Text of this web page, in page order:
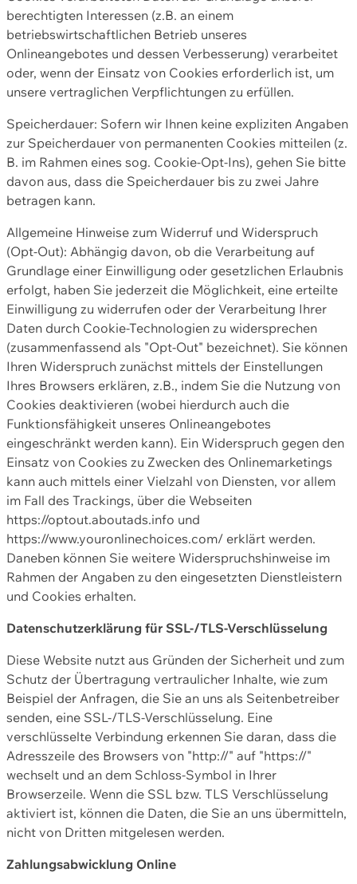
berechtigten Interessen (z.B. an einem
betriebswirtschaftlichen Betrieb unseres
Onlineangebotes und dessen Verbesserung) verarbeitet
oder, wenn der Einsatz von Cookies erforderlich ist, um
unsere vertraglichen Verpflichtungen zu erfüllen.
Speicherdauer: Sofern wir Ihnen keine expliziten Angaben
zur Speicherdauer von permanenten Cookies mitteilen (z.
B. im Rahmen eines sog. Cookie-Opt-Ins), gehen Sie bitte
davon aus, dass die Speicherdauer bis zu zwei Jahre
betragen kann.
Allgemeine Hinweise zum Widerruf und Widerspruch
(Opt-Out): Abhängig davon, ob die Verarbeitung auf
Grundlage einer Einwilligung oder gesetzlichen Erlaubnis
erfolgt, haben Sie jederzeit die Möglichkeit, eine erteilte
Einwilligung zu widerrufen oder der Verarbeitung Ihrer
Daten durch Cookie-Technologien zu widersprechen
(zusammenfassend als "Opt-Out" bezeichnet). Sie können
Ihren Widerspruch zunächst mittels der Einstellungen
Ihres Browsers erklären, z.B., indem Sie die Nutzung von
Cookies deaktivieren (wobei hierdurch auch die
Funktionsfähigkeit unseres Onlineangebotes
eingeschränkt werden kann). Ein Widerspruch gegen den
Einsatz von Cookies zu Zwecken des Onlinemarketings
kann auch mittels einer Vielzahl von Diensten, vor allem
im Fall des Trackings, über die Webseiten
https://optout.aboutads.info und
https://www.youronlinechoices.com/ erklärt werden.
Daneben können Sie weitere Widerspruchshinweise im
Rahmen der Angaben zu den eingesetzten Dienstleistern
und Cookies erhalten.
Datenschutzerklärung für SSL-/TLS-Verschlüsselung
Diese Website nutzt aus Gründen der Sicherheit und zum
Schutz der Übertragung vertraulicher Inhalte, wie zum
Beispiel der Anfragen, die Sie an uns als Seitenbetreiber
senden, eine SSL-/TLS-Verschlüsselung. Eine
verschlüsselte Verbindung erkennen Sie daran, dass die
Adresszeile des Browsers von "http://" auf "https://"
wechselt und an dem Schloss-Symbol in Ihrer
Browserzeile. Wenn die SSL bzw. TLS Verschlüsselung
aktiviert ist, können die Daten, die Sie an uns übermitteln,
nicht von Dritten mitgelesen werden.
Zahlungsabwicklung Online